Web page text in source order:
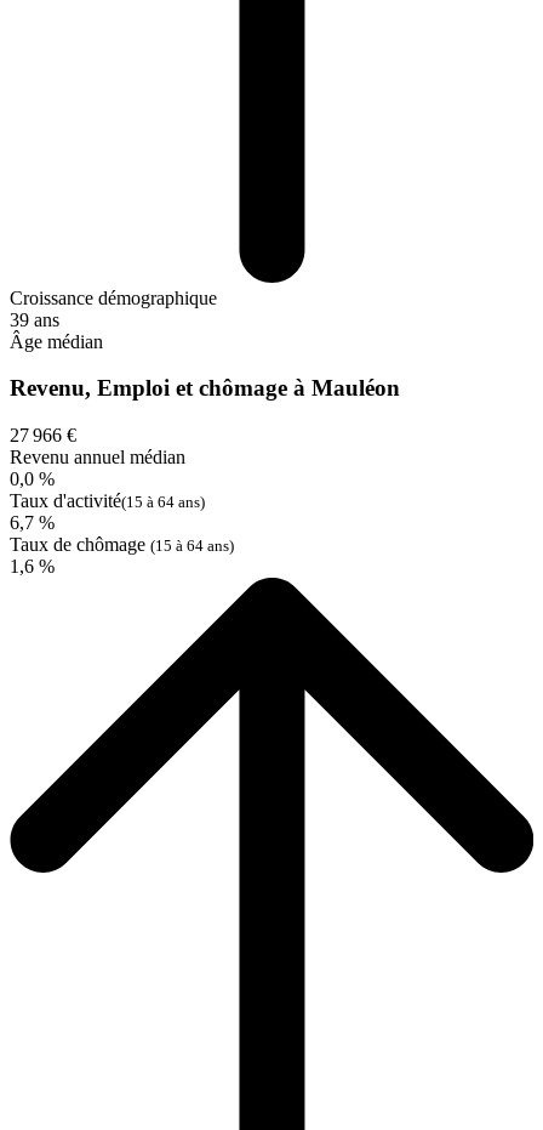
Croissance démographique
39 ans
Âge médian
Revenu, Emploi et chômage à Mauléon
27 966 €
Revenu annuel médian
0,0 %
Taux d'activité(15 à 64 ans)
6,7 %
Taux de chômage (15 à 64 ans)
1,6 %